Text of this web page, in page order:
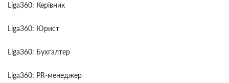
Liga360: Керівник
Liga360: Юрист
Liga360: Бухгалтер
Liga360: PR-менеджер